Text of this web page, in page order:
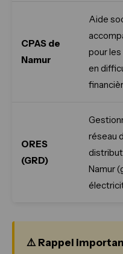
CPAS de
Namur
Aide
pour
en
ORES
(GRD)
réseau
Namur
⚠️ Rappel